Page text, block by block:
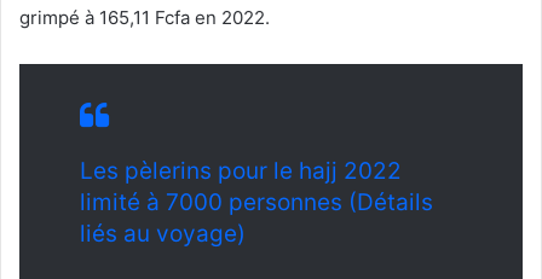
grimpé à 165,11 Fcfa en 2022.
Les pèlerins pour le hajj 2022
limité à 7000 personnes (Détails
liés au voyage)